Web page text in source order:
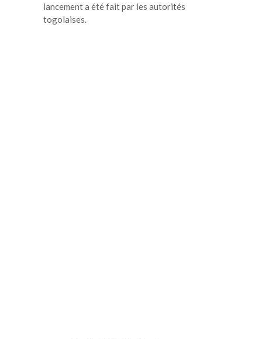
lancement a été fait par les autorités
togolaises.